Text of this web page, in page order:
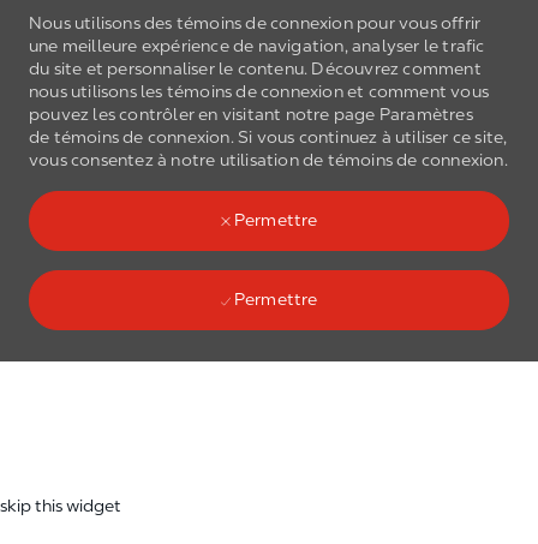
Nous utilisons des témoins de connexion pour vous offrir
une meilleure expérience de navigation, analyser le trafic
du site et personnaliser le contenu. Découvrez comment
nous utilisons les témoins de connexionet comment vous
pouvez les contrôler en visitant notre page Paramètres
de témoins de connexion. Si vous continuez à utiliser ce site,
vous consentez à notre utilisation de témoins de connexion.
Permettre
Permettre
Skip to main content
(0)
skip this widget